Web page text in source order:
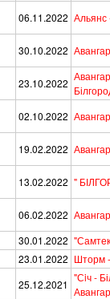
06.11.2022 Альянс
30.10.2022
23.10.2022
02.10.2022
19.02.2022
13.02.2022 "
06.02.2022
30.01.2022
23.01.2022 Шторм
25.12.2021
"Сiч -